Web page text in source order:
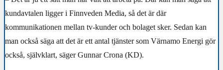
kundavtalen ligger i Finnveden Media, så det är där
kommunikationen mellan tv-kunder och bolaget sker. Sedan kan
man också säga att det är ett antal tjänster som Värnamo Energi gör
också, självklart, säger Gunnar Crona (KD).